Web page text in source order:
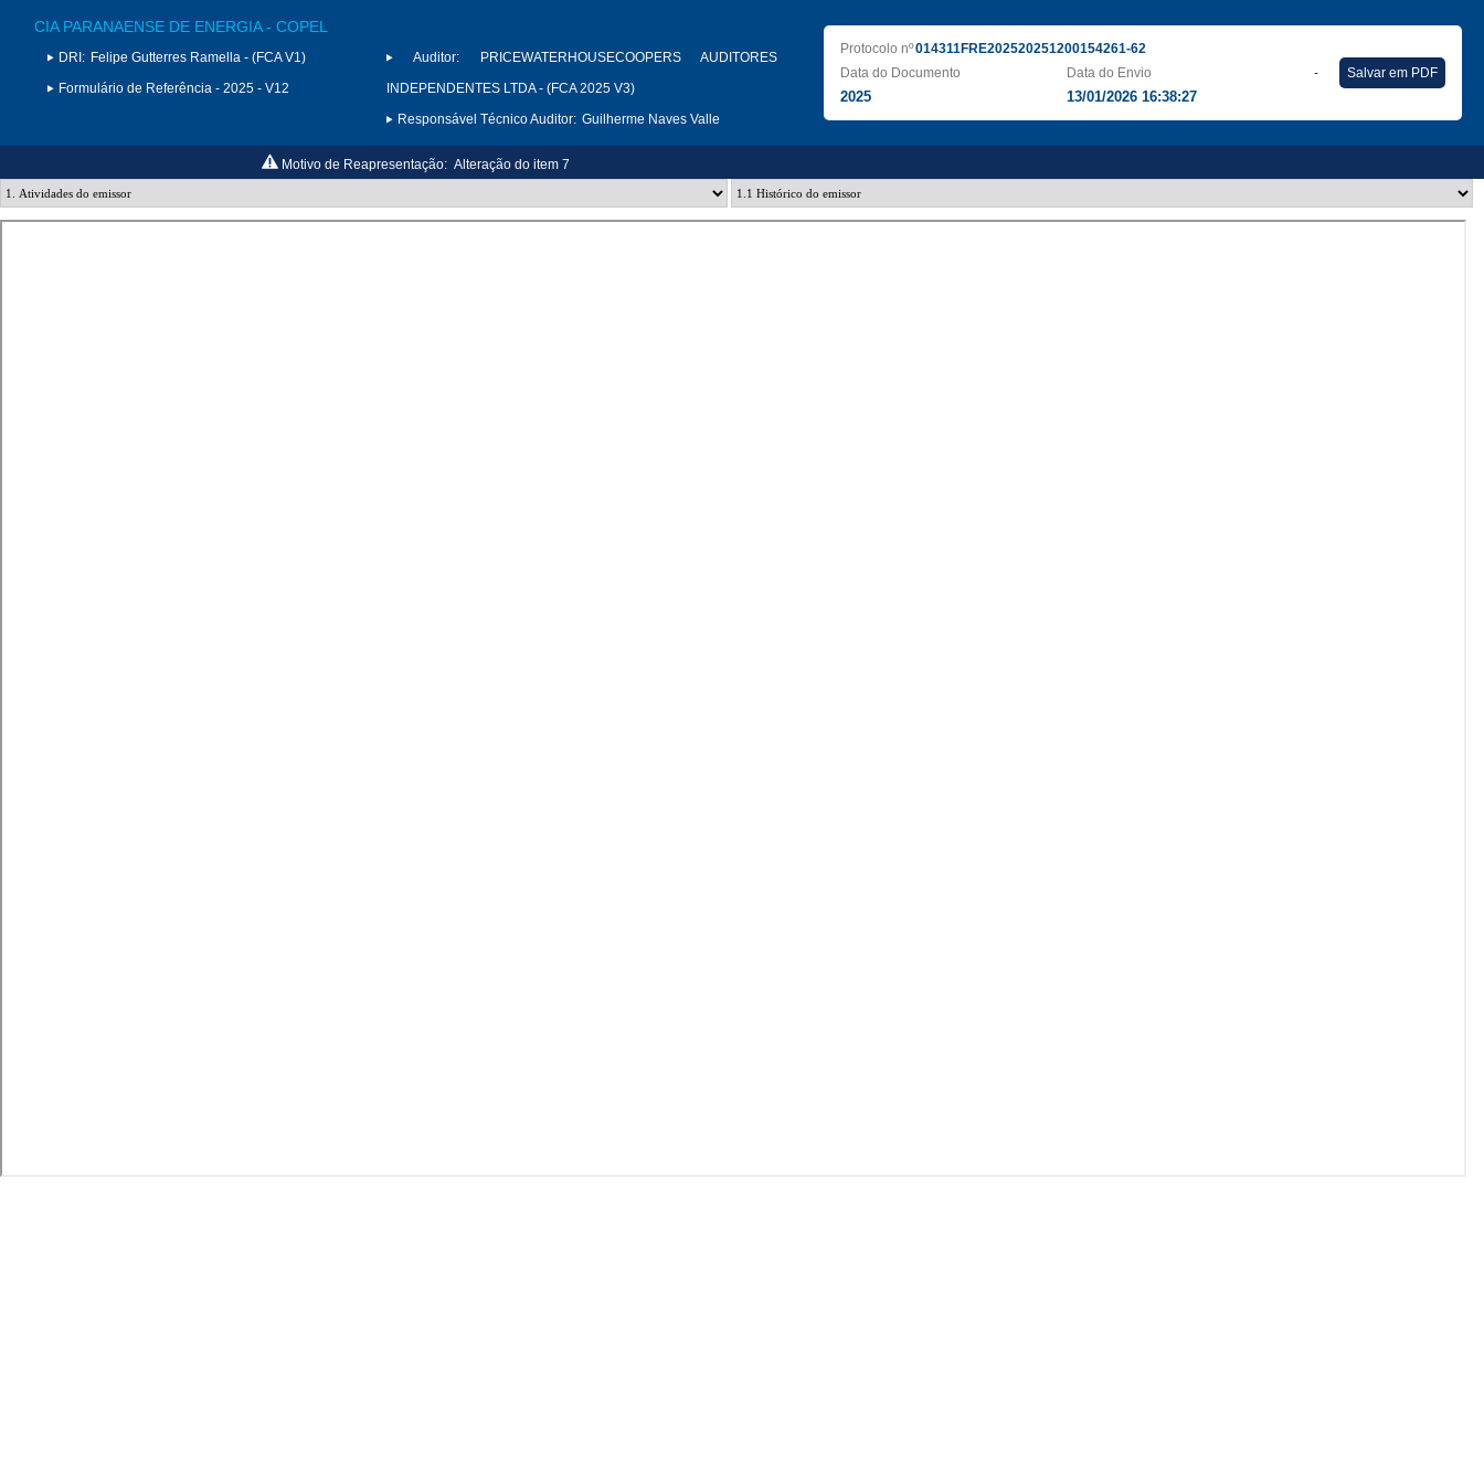
CIA PARANAENSE DE ENERGIA - COPEL
DRI: Felipe Gutterres Ramella - (FCA V1)
Formulário de Referência - 2025 - V12
Auditor:
PRICEWATERHOUSECOOPERS AUDITORES
INDEPENDENTES LTDA - (FCA 2025 V3)
Responsável Técnico Auditor: Guilherme Naves Valle
Protocolo nº014311FRE202520251200154261-62
Data do Documento
2025
Data do Envio
13/01/2026 16:38:27
- Salvar em PDF
Motivo de Reapresentação: Alteração do item 7